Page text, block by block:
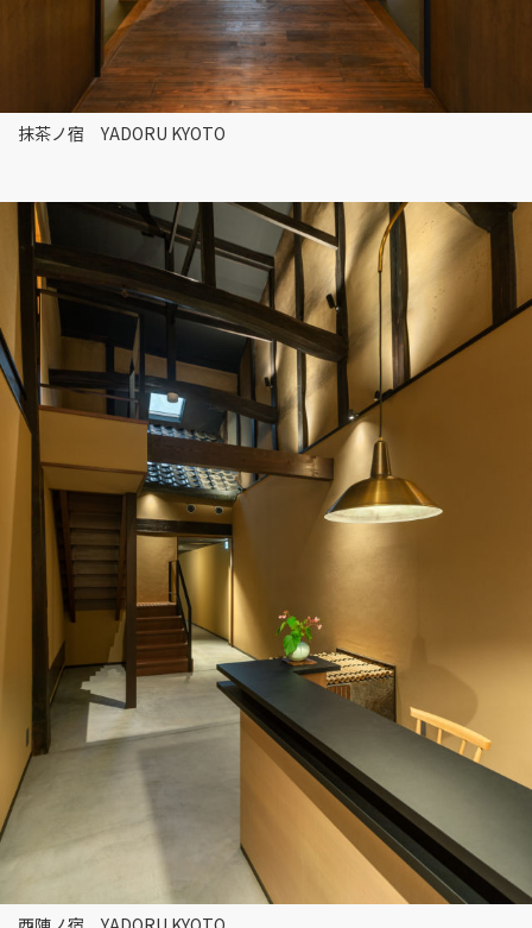
抹茶ノ宿 YADORU KYOTO